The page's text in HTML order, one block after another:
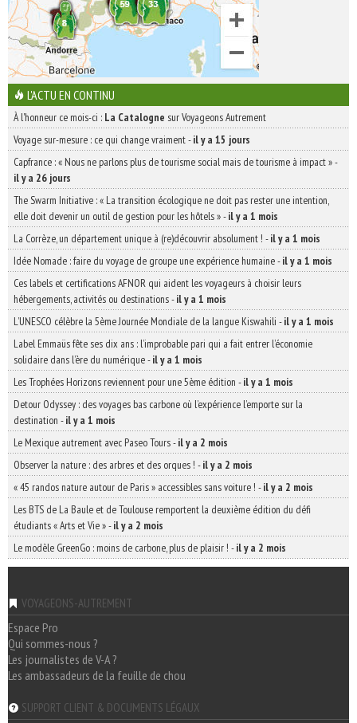
L'ACTU EN CONTINU
À l'honneur ce mois-ci : La Catalogne sur Voyageons Autrement
Voyage sur-mesure : ce qui change vraiment-il y a 15 jours
Capfrance : « Nous ne parlons plus de tourisme social mais de tourisme à impact »-
il y a 26 jours
The Swarm Initiative : « La transition écologique ne doit pas rester une intention,
elle doit devenir un outil de gestion pour les hôtels »-il y a 1 mois
La Corrèze, un département unique à (re)découvrir absolument ! -il y a 1 mois
Idée Nomade : faire du voyage de groupe une expérience humaine-il y a 1 mois
Ces labels et certifications AFNOR qui aident les voyageurs à choisir leurs
hébergements, activités ou destinations-il y a 1 mois
L’UNESCO célèbre la 5ème Journée Mondiale de la langue Kiswahili -il y a 1 mois
Label Emmaüs fête ses dix ans : l’improbable pari qui a fait entrer l’économie
solidaire dans l’ère du numérique-il y a 1 mois
Les Trophées Horizons reviennent pour une 5ème édition -il y a 1 mois
Detour Odyssey : des voyages bas carbone où l’expérience l’emporte sur la
destination -il y a 1 mois
Le Mexique autrement avec Paseo Tours-il y a 2 mois
Observer la nature : des arbres et des orques ! -il y a 2 mois
« 45 randos nature autour de Paris » accessibles sans voiture ! -il y a 2 mois
Les BTS de La Baule et de Toulouse remportent la deuxième édition du défi
étudiants « Arts et Vie »-il y a 2 mois
Le modèle GreenGo : moins de carbone, plus de plaisir ! -il y a 2 mois
VOYAGEONS-AUTREMENT
Espace Pro
Qui sommes-nous ?
Les journalistes de V-A ?
Les ambassadeurs de la feuille de chou
SUPPORT CLIENT & DOCUMENTS LÉGAUX